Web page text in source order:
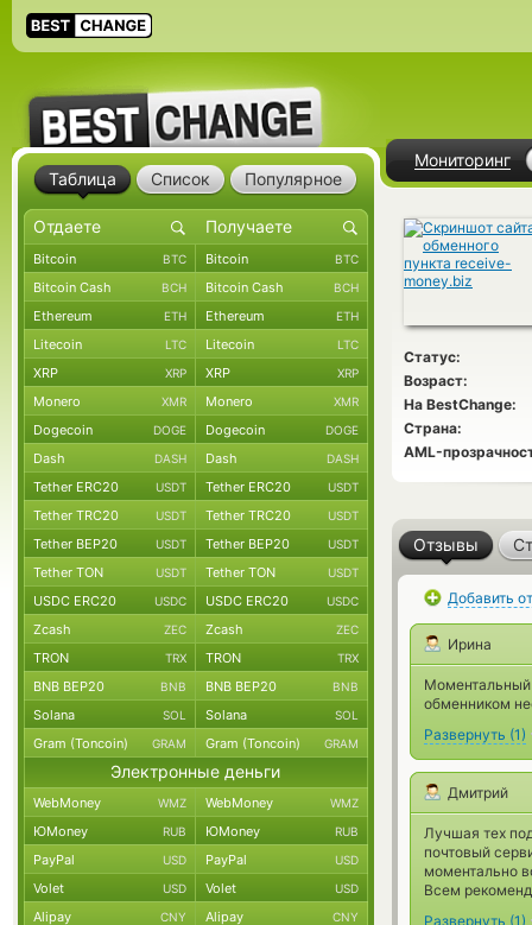
Мониторинг
Статус:
Возраст:
На BestChange:
Страна:
AML-
Отзывы
Добавить
Ирина
обменником
Развернуть (1)
Дмитрий
Лучшая тех
почтовый
моментально
Всем
Развернуть (1)
Таблица Список Популярное
Bitcoin BTC Bitcoin BTC
Bitcoin Cash BCH Bitcoin Cash BCH
Ethereum ETH Ethereum ETH
Litecoin LTC Litecoin LTC
XRP XRP XRP XRP
Monero XMR Monero XMR
Dogecoin DOGE Dogecoin DOGE
Dash DASH Dash DASH
Tether ERC20 USDT Tether ERC20 USDT
Tether TRC20 USDT Tether TRC20 USDT
Tether BEP20 USDT Tether BEP20 USDT
Tether TON USDT Tether TON USDT
USDC ERC20 USDC USDC ERC20 USDC
Zcash ZEC Zcash ZEC
TRON TRX TRON TRX
BNB BEP20 BNB BNB BEP20 BNB
Solana SOL Solana SOL
Gram (Toncoin) GRAM Gram (Toncoin) GRAM
Электронные деньги
WebMoney WMZ WebMoney WMZ
ЮMoney RUB ЮMoney RUB
PayPal USD PayPal USD
Volet USD Volet USD
Alipay CNY Alipay CNY